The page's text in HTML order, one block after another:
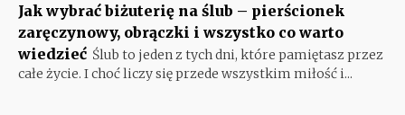
Jak wybrać biżuterię na ślub – pierścionek
zaręczynowy, obrączki i wszystko co warto
wiedzieć Ślub to jeden z tych dni, które pamiętasz przez
całe życie. I choć liczy się przede wszystkim miłość i...